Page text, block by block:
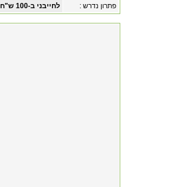
לחייבני ב-100 ש"ח על הביטול ולהפסיק את החיובים החודשיים לאלתר.
פתרון נדרש :